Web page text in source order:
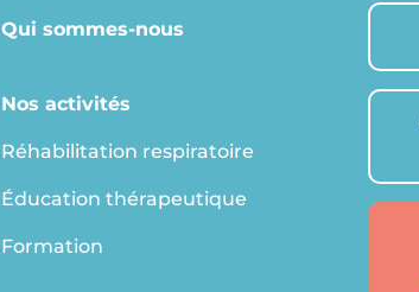
Qui sommes-nous
Nos activités
Réhabilitation respiratoire
Éducation thérapeutique
Formation